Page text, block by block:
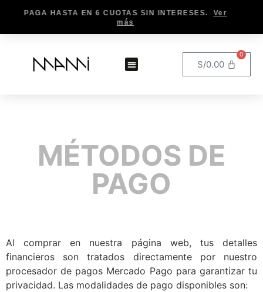
PAGA HASTA EN 6 CUOTAS SIN INTERESES. Ver
más
Ver más
S/0.00
0
MÉTODOS DE
PAGO
Al comprar en nuestra página web, tus detalles
financieros son tratados directamente por nuestro
procesador de pagos Mercado Pago para garantizar tu
privacidad. Las modalidades de pago disponibles son: